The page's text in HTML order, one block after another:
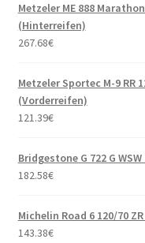
Metzeler ME 888
(Hinterreifen)
267.68€
Metzeler Sportec M-9 RR
(Vorderreifen)
121.39€
Bridgestone G 722 G
182.58€
Michelin Road 6 120/70
143.38€